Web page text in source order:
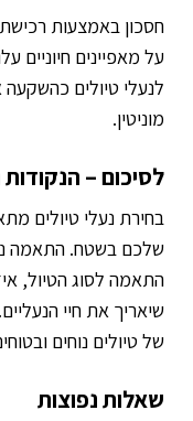
חסכון באמצעות רכישת
על מאפיינים חיוניים
לנעלי טיולים כהשקעה
מוניטין.
לסיכום –
בחירת נעלי טיולים
שלכם בשטח. התאמה
התאמה לסוג הטיול,
שיאריך את חיי
של טיולים נוחים
שאלות נפוצות